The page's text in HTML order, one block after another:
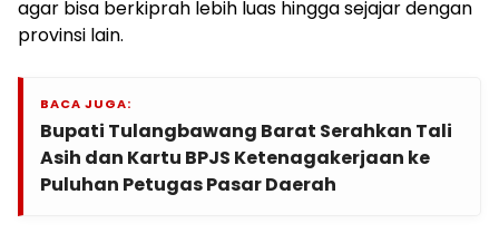
agar bisa berkiprah lebih luas hingga sejajar dengan
provinsi lain.
BACA JUGA:
Bupati Tulangbawang Barat Serahkan Tali
Asih dan Kartu BPJS Ketenagakerjaan ke
Puluhan Petugas Pasar Daerah